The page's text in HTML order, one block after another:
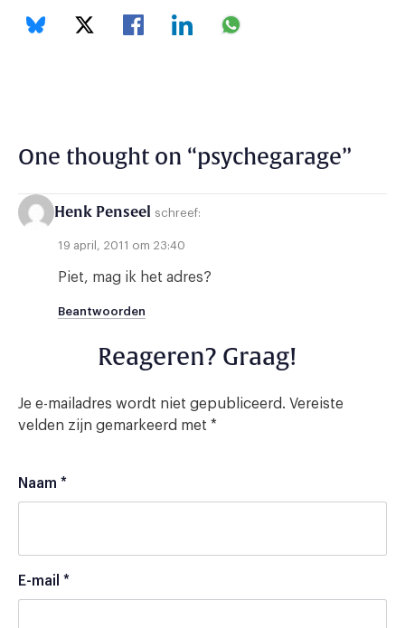
One thought on “psychegarage”
Henk Penseel schreef:
19 april, 2011 om 23:40
Piet, mag ik het adres?
Beantwoorden
Reageren? Graag!
Je e-mailadres wordt niet gepubliceerd. Vereiste
velden zijn gemarkeerd met *
Naam *
E-mail *